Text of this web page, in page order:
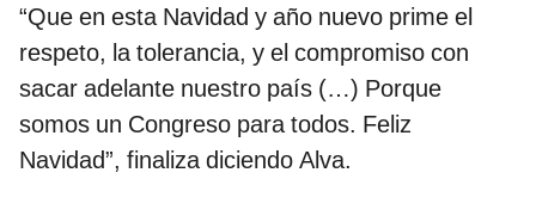
“Que en esta Navidad y año nuevo prime el
respeto, la tolerancia, y el compromiso con
sacar adelante nuestro país (…) Porque
somos un Congreso para todos. Feliz
Navidad”, finaliza diciendo Alva.